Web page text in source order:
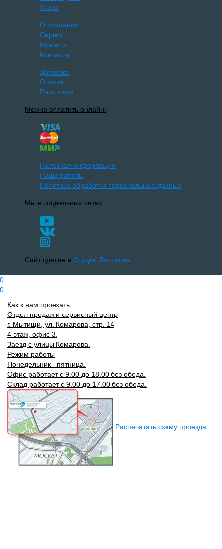
Акции
О компании
Сервис
Новости
Контакты
Доставка
Оплата
Рассрочка
Можно оплатить онлайн:
Полезная информация
Наши работы
Политика обработки персональных данных
Мы в социальных сетях:
Сайт сделан в Студии Латыпова
0
0
Как к нам проехать
Отдел продаж и сервисный центр
г. Мытищи, ул. Комарова, стр. 14
4 этаж, офис 3.
Заезд с улицы Комарова.
Режим работы
Понедельник - пятница.
Офис работает с 9.00 до 18.00 без обеда.
Склад работает с 9.00 до 17.00 без обеда.
Распечатать схему проезда